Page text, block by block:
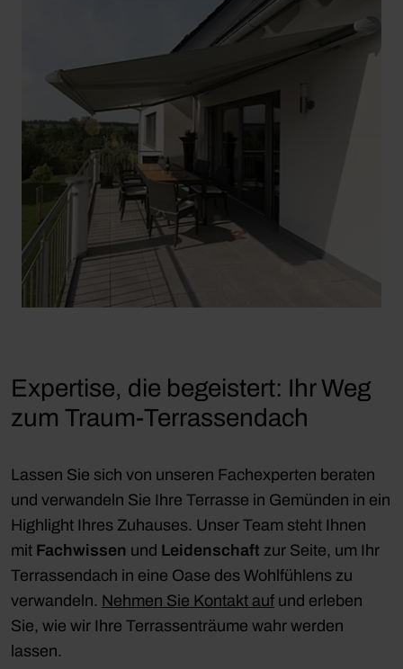
Expertise, die begeistert: Ihr Weg
zum Traum-Terrassendach
Lassen Sie sich von unseren Fachexperten beraten
und verwandeln Sie Ihre Terrasse in Gemünden in ein
Highlight Ihres Zuhauses. Unser Team steht Ihnen
mit Fachwissen und Leidenschaft zur Seite, um Ihr
Terrassendach in eine Oase des Wohlfühlens zu
verwandeln. Nehmen Sie Kontakt auf und erleben
Sie, wie wir Ihre Terrassenträume wahr werden
lassen.